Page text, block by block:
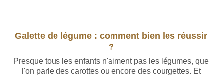
Galette de légume : comment bien les réussir
?
Presque tous les enfants n'aiment pas les légumes, que
l'on parle des carottes ou encore des courgettes. Et